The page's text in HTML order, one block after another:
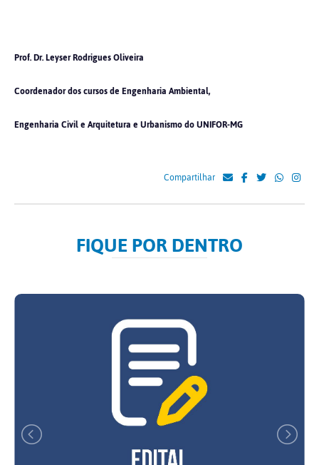
Prof. Dr. Leyser Rodrigues Oliveira
Coordenador dos cursos de Engenharia Ambiental,
Engenharia Civil e Arquitetura e Urbanismo do UNIFOR-MG
Compartilhar
FIQUE POR DENTRO